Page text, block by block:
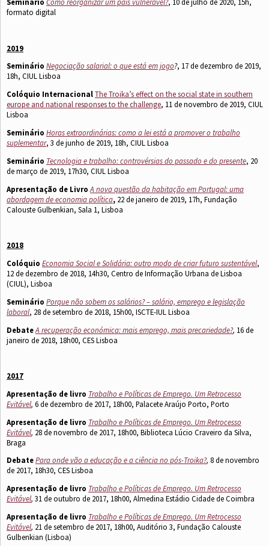
formato digital
2019
Seminário Negociação salarial: o que está em jogo?, 17 de dezembro de 2019,
18h, CIUL Lisboa
Colóquio InternacionalThe Troika’s effect on the social state in southern
europe and national responses to the challenge, 11 de novembro de 2019, CIUL
Lisboa
Seminário Horas extraordinárias: como a lei está a promover o trabalho
suplementar, 3 de junho de 2019, 18h, CIUL Lisboa
Seminário Tecnologia e trabalho: controvérsias do passado e do presente, 20
de março de 2019, 17h30, CIUL Lisboa
Apresentação de Livro A nova questão da habitação em Portugal: uma
abordagem de economia política, 22 de janeiro de 2019, 17h, Fundação
Calouste Gulbenkian, Sala 1, Lisboa
2018
Colóquio Economia Social e Solidária: outro modo de criar futuro sustentável,
12 de dezembro de 2018, 14h30, Centro de Informação Urbana de Lisboa
(CIUL), Lisboa
Seminário Porque não sobem os salários? – salário, emprego e legislação
laboral, 28 de setembro de 2018, 15h00, ISCTE-IUL Lisboa
DebateA recuperação económica: mais emprego, mais precariedade?, 16 de
janeiro de 2018, 18h00, CES Lisboa
2017
Apresentação de livro Trabalho e Políticas de Emprego. Um Retrocesso
Evitável, 6 de dezembro de 2017, 18h00, Palacete Araújo Porto, Porto
Apresentação de livro Trabalho e Políticas de Emprego. Um Retrocesso
Evitável, 28 de novembro de 2017, 18h00, Biblioteca Lúcio Craveiro da Silva,
Braga
DebatePara onde vão a educação e a ciência no pós-Troika?, 8 de novembro
de 2017, 18h30, CES Lisboa
Apresentação de livro Trabalho e Políticas de Emprego. Um Retrocesso
Evitável, 31 de outubro de 2017, 18h00, Almedina Estádio Cidade de Coimbra
Apresentação de livro Trabalho e Políticas de Emprego. Um Retrocesso
Evitável, 21 de setembro de 2017, 18h00, Auditório 3, Fundação Calouste
Gulbenkian (Lisboa)